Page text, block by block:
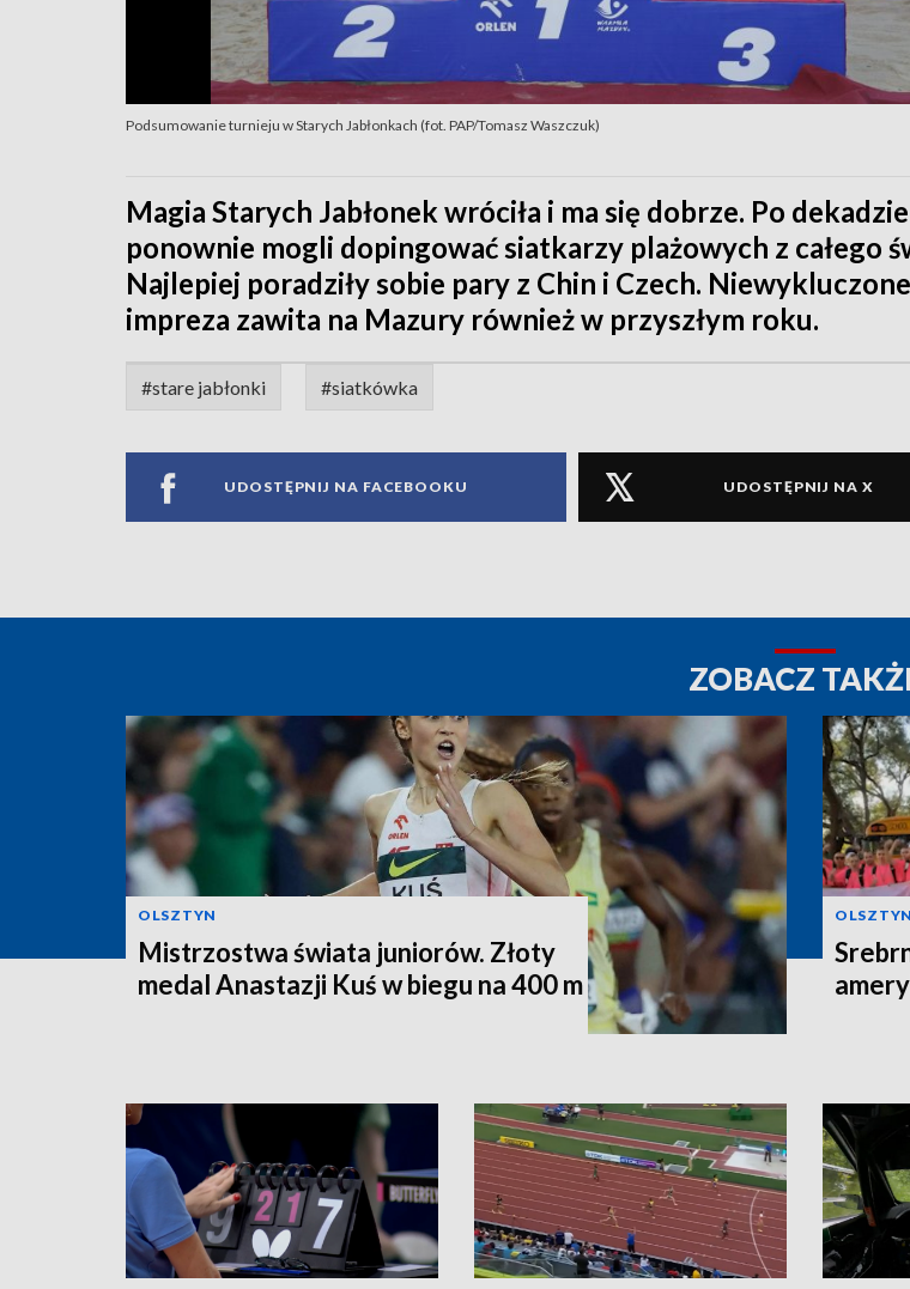
Podsumowanie turnieju w Starych Jabłonkach (fot. PAP/Tomasz Waszczuk)
Magia Starych Jabłonek wróciła i ma się dobrze. Po
ponownie mogli dopingować siatkarzy plażowych z całego
Najlepiej poradziły sobie pary z Chin i Czech.
impreza zawita na Mazury również w przyszłym roku.
#stare jabłonki #siatkówka
UDOSTĘPNIJ NA FACEBOOKU UDOSTĘPNIJ NA X
ZOBACZ
OLSZTYN
Mistrzostwa świata juniorów. Złoty
medal Anastazji Kuś w biegu na 400 m
OLSZTYN